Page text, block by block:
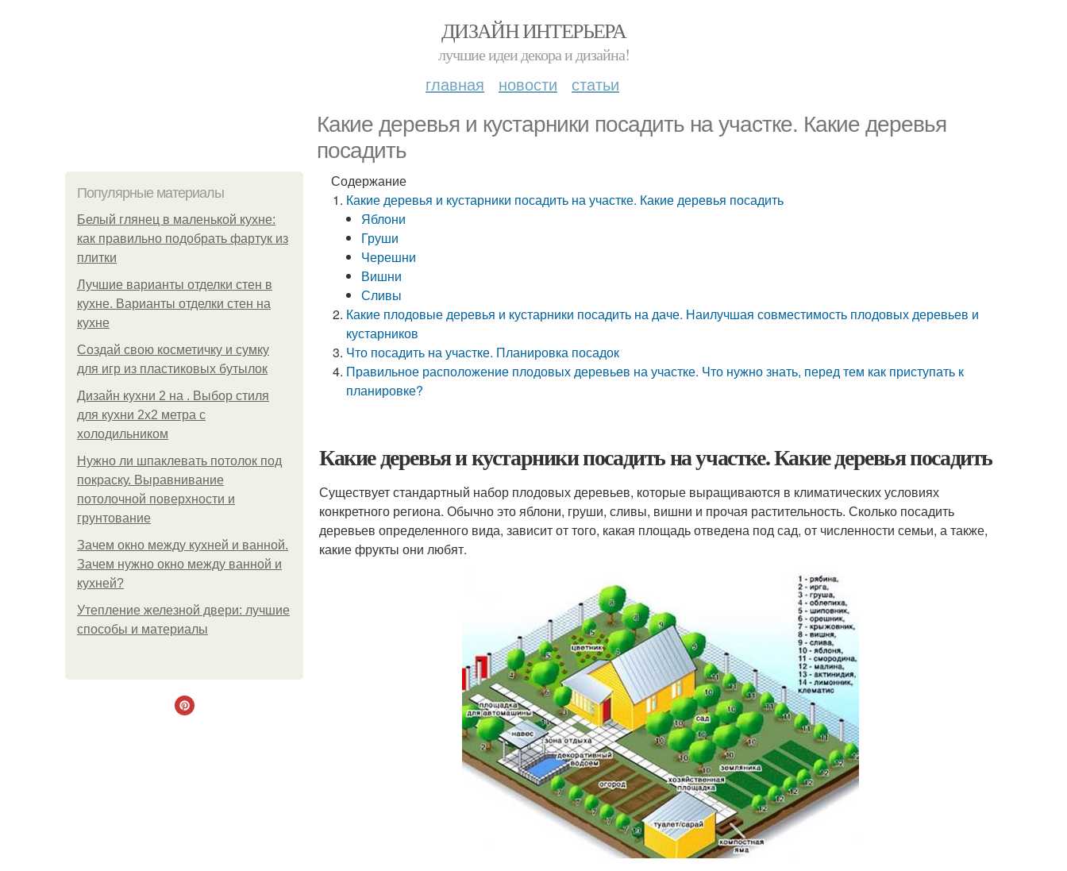
ДИЗАЙН ИНТЕРЬЕРА
лучшие идеи декора и дизайна!
главная новости статьи
Какие деревья и кустарники посадить на участке. Какие деревья
посадить
Популярные материалы
Белый глянец в маленькой кухне:
как правильно подобрать фартук из
плитки
Лучшие варианты отделки стен в
кухне. Варианты отделки стен на
кухне
Создай свою косметичку и сумку
для игр из пластиковых бутылок
Дизайн кухни 2 на . Выбор стиля
для кухни 2х2 метра с
холодильником
Нужно ли шпаклевать потолок под
покраску. Выравнивание
потолочной поверхности и
грунтование
Зачем окно между кухней и ванной.
Зачем нужно окно между ванной и
кухней?
Утепление железной двери: лучшие
способы и материалы
Содержание
Какие деревья и кустарники посадить на участке. Какие деревья посадить
Яблони
Груши
Черешни
Вишни
Сливы
Какие плодовые деревья и кустарники посадить на даче. Наилучшая совместимость плодовых деревьев и
кустарников
Что посадить на участке. Планировка посадок
Правильное расположение плодовых деревьев на участке. Что нужно знать, перед тем как приступать к
планировке?
Какие деревья и кустарники посадить на участке. Какие деревья посадить
Существует стандартный набор плодовых деревьев, которые выращиваются в климатических условиях
конкретного региона. Обычно это яблони, груши, сливы, вишни и прочая растительность. Сколько посадить
деревьев определенного вида, зависит от того, какая площадь отведена под сад, от численности семьи, а также,
какие фрукты они любят.